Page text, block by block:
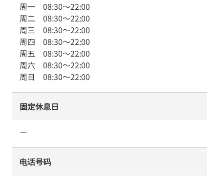
周一 08:30～22:00
周二 08:30～22:00
周三 08:30～22:00
周四 08:30～22:00
周五 08:30～22:00
周六 08:30～22:00
周日 08:30～22:00
固定休息日
ー
电话号码